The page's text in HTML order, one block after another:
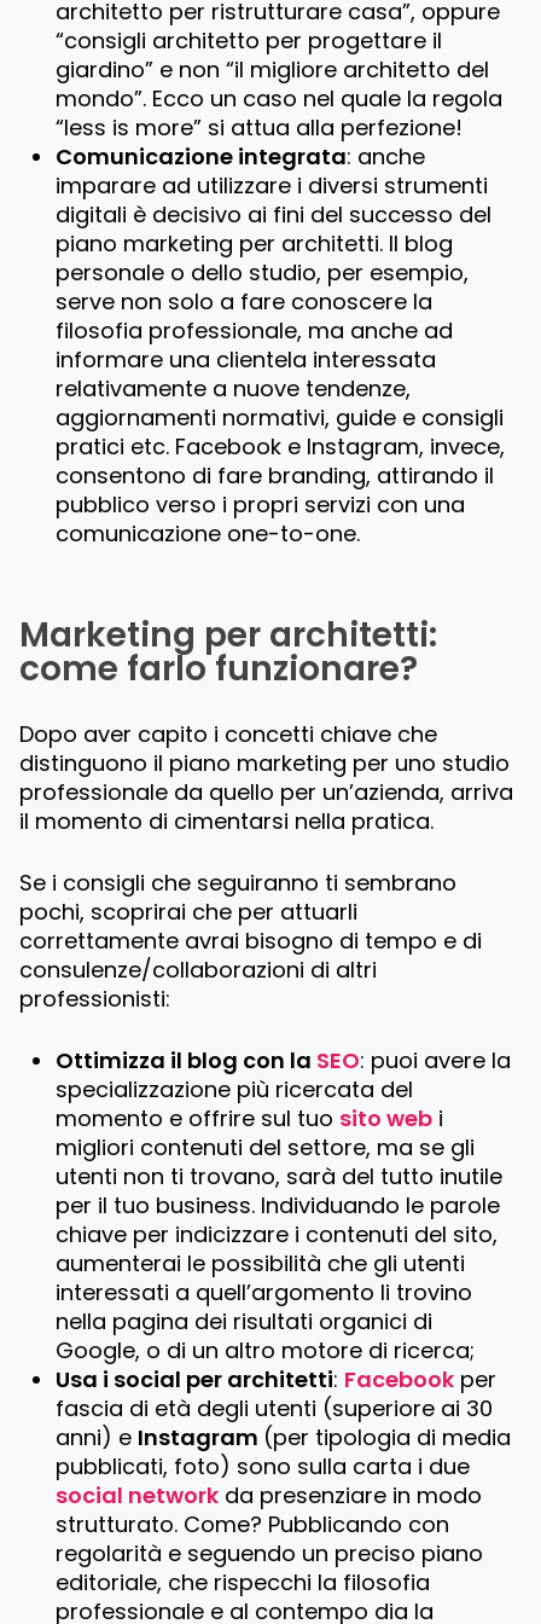
architetto per ristrutturare casa”, oppure
“consigli architetto per progettare il
giardino” e non “il migliore architetto del
mondo”. Ecco un caso nel quale la regola
“less is more” si attua alla perfezione!
Comunicazione integrata: anche
imparare ad utilizzare i diversi strumenti
digitali è decisivo ai fini del successo del
piano marketing per architetti. Il blog
personale o dello studio, per esempio,
serve non solo a fare conoscere la
filosofia professionale, ma anche ad
informare una clientela interessata
relativamente a nuove tendenze,
aggiornamenti normativi, guide e consigli
pratici etc. Facebook e Instagram, invece,
consentono di fare branding, attirando il
pubblico verso i propri servizi con una
comunicazione one-to-one.
Marketing per architetti:
come farlo funzionare?
Dopo aver capito i concetti chiave che
distinguono il piano marketing per uno studio
professionale da quello per un’azienda, arriva
il momento di cimentarsi nella pratica.
Se i consigli che seguiranno ti sembrano
pochi, scoprirai che per attuarli
correttamente avrai bisogno di tempo e di
consulenze/collaborazioni di altri
professionisti:
Ottimizza il blog con la SEO: puoi avere la
specializzazione più ricercata del
momento e offrire sul tuo sito web i
migliori contenuti del settore, ma se gli
utenti non ti trovano, sarà del tutto inutile
per il tuo business. Individuando le parole
chiave per indicizzare i contenuti del sito,
aumenterai le possibilità che gli utenti
interessati a quell’argomento li trovino
nella pagina dei risultati organici di
Google, o di un altro motore di ricerca;
Usa i social per architetti: Facebook per
fascia di età degli utenti (superiore ai 30
anni) e Instagram (per tipologia di media
pubblicati, foto) sono sulla carta i due
social network da presenziare in modo
strutturato. Come? Pubblicando con
regolarità e seguendo un preciso piano
editoriale, che rispecchi la filosofia
professionale e al contempo dia la